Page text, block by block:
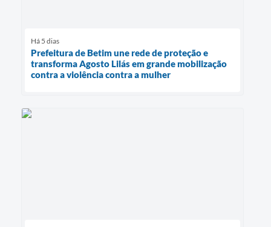
Há 5 dias
Prefeitura de Betim une rede de proteção e
transforma Agosto Lilás em grande mobilização
contra a violência contra a mulher